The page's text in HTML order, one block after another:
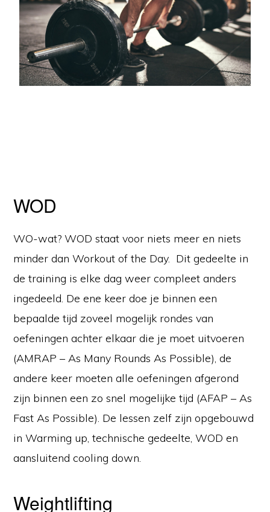
WOD
WO-wat? WOD staat voor niets meer en niets
minder dan Workout of the Day. Dit gedeelte in
de training is elke dag weer compleet anders
ingedeeld. De ene keer doe je binnen een
bepaalde tijd zoveel mogelijk rondes van
oefeningen achter elkaar die je moet uitvoeren
(AMRAP – As Many Rounds As Possible), de
andere keer moeten alle oefeningen afgerond
zijn binnen een zo snel mogelijke tijd (AFAP – As
Fast As Possible). De lessen zelf zijn opgebouwd
in Warming up, technische gedeelte, WOD en
aansluitend cooling down.
Weightlifting